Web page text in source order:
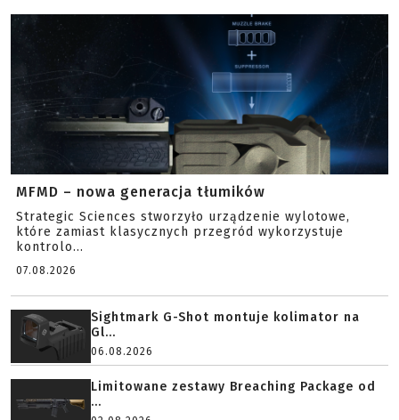
MFMD – nowa generacja tłumików
Strategic Sciences stworzyło urządzenie wylotowe,
które zamiast klasycznych przegród wykorzystuje
kontrolo...
07.08.2026
Sightmark G-Shot montuje kolimator na
Gl...
06.08.2026
Limitowane zestawy Breaching Package od
...